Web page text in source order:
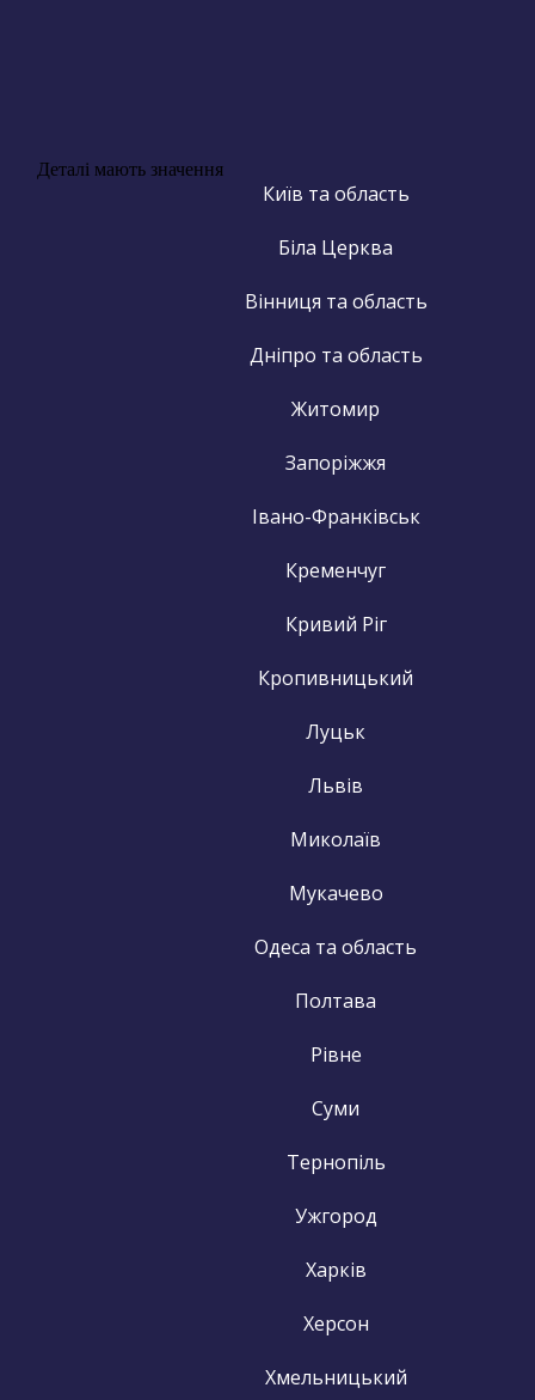
Деталі мають значення
Київ та область
Біла Церква
Вінниця та область
Дніпро та область
Житомир
Запоріжжя
Івано-Франківськ
Кременчуг
Кривий Ріг
Кропивницький
Луцьк
Львів
Миколаїв
Мукачево
Одеса та область
Полтава
Рівне
Суми
Тернопіль
Ужгород
Харків
Херсон
Хмельницький